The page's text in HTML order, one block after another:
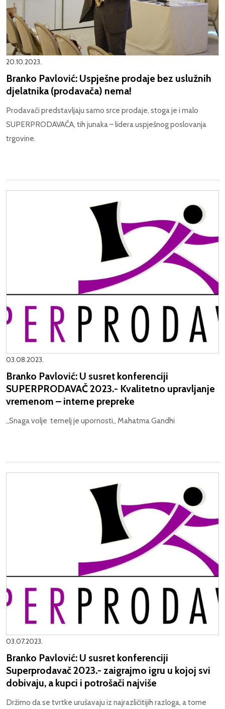
20.10.2023.
Branko Pavlović: Uspješne prodaje bez uslužnih
djelatnika (prodavača) nema!
Prodavači predstavljaju samo srce prodaje, stoga je i malo
SUPERPRODAVAČA, tih junaka – lidera uspješnog poslovanja
trgovine.
03.08.2023.
Branko Pavlović: U susret konferenciji
SUPERPRODAVAČ 2023.- Kvalitetno upravljanje
vremenom – interne prepreke
„Snaga volje temelj je upornosti„ Mahatma Gandhi
03.07.2023.
Branko Pavlović: U susret konferenciji
Superprodavač 2023.- zaigrajmo igru u kojoj svi
dobivaju, a kupci i potrošači najviše
Držimo da se tvrtke urušavaju iz najrazličitijih razloga, a tome